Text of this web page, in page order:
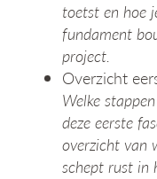
toetst en hoe
fundament
project.
Overzicht
Welke
deze eerste
overzicht van
schept rust in